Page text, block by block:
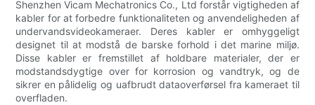
Shenzhen Vicam Mechatronics Co., Ltd forstår vigtigheden af
kabler for at forbedre funktionaliteten og anvendeligheden af
undervandsvideokameraer. Deres kabler er omhyggeligt
designet til at modstå de barske forhold i det marine miljø.
Disse kabler er fremstillet af holdbare materialer, der er
modstandsdygtige over for korrosion og vandtryk, og de
sikrer en pålidelig og uafbrudt dataoverførsel fra kameraet til
overfladen.